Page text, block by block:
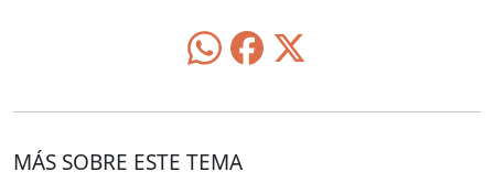
MÁS SOBRE ESTE TEMA